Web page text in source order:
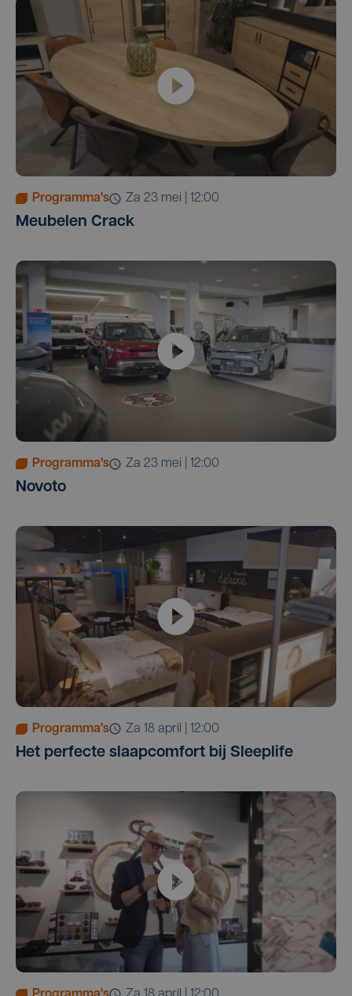
Programma's za 23 mei | 12:00
Meubelen Crack
Programma's za 23 mei | 12:00
Novoto
Programma's za 18 april | 12:00
Het perfecte slaapcomfort bij Sleeplife